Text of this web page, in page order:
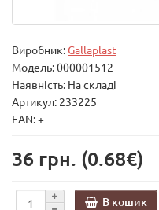
Виробник:Gallaplast
Модель:000001512
Наявність: На складі
Артикул: 233225
EAN: +
36 грн. (0.68€)
В кошик